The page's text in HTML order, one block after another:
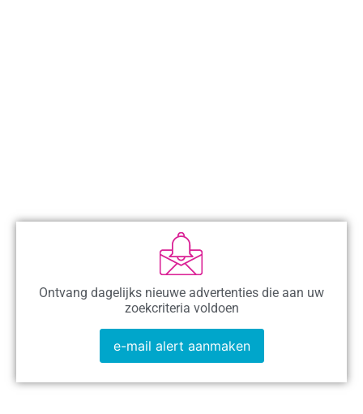
Ontvang dagelijks nieuwe advertenties die aan uw
zoekcriteria voldoen
e-mail alert aanmaken